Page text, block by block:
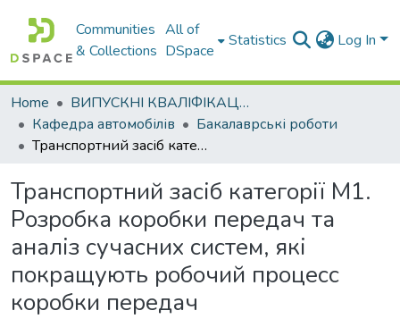
Communities
& Collections
All of
DSpace
Statistics Log In
Home
ВИПУСКНІ КВАЛІФІКАЦІЙНІ РОБОТИ
Кафедра автомобілів
Бакалаврські роботи
Транспортний засіб категорії М1. Розробка коробки передач та аналіз сучасних систем, які покращують робочий процесс коробки передач
Транспортний засіб категорії М1.
Розробка коробки передач та
аналіз сучасних систем, які
покращують робочий процесс
коробки передач